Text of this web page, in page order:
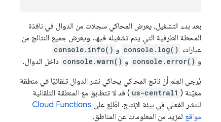
بعد بدء التشغيل، يعرض المحاكي سجلات من الدوال في نافذة
المحطة الطرفية التي يتم تشغيله فيها. ويعرض جميع النتائج من
عبارات console.log() و console.info()
و console.error() و console.warn() داخل الدوال.
يُرجى العِلم أنّ ناتج المحاكي يحاكي نشر الدوال تلقائيًا في منطقة
معيّنة ( us-central1 ) قد لا تتطابق مع المنطقة التلقائية
للنشر الفعلي في بيئة الإنتاج. اطّلِع على Cloud Functions
مواقع لمزيد من المعلومات عن المناطق.